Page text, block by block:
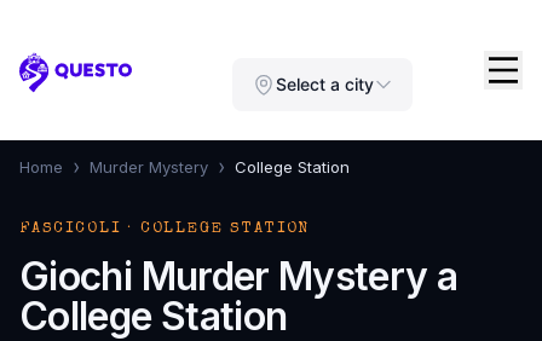
Questo Select a city
Home › Murder Mystery › College Station
FASCICOLI · COLLEGE STATION
Giochi Murder Mystery a
College Station